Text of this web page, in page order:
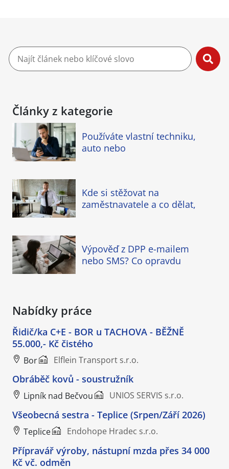
Články z kategorie
Používáte vlastní techniku,
auto nebo
Kde si stěžovat na
zaměstnavatele a co dělat,
Výpověď z DPP e-mailem
nebo SMS? Co opravdu
Nabídky práce
Řidič/ka C+E - BOR u TACHOVA - BĚŽNĚ
55.000,- Kč čistého
Bor Elflein Transport s.r.o.
Obráběč kovů - soustružník
Lipník nad Bečvou UNIOS SERVIS s.r.o.
Všeobecná sestra - Teplice (Srpen/Září 2026)
Teplice Endohope Hradec s.r.o.
Přípravář výroby, nástupní mzda přes 34 000
Kč vč. odměn